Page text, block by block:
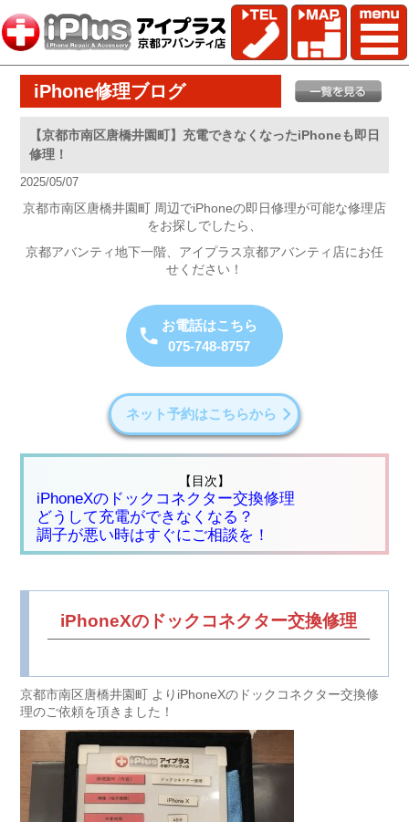
iPhone修理ブログ
【京都市南区唐橋井園町】充電できなくなったiPhoneも即日
修理！
2025/05/07
京都市南区唐橋井園町 周辺でiPhoneの即日修理が可能な修理店
をお探しでしたら、
京都アバンティ地下一階、アイプラス京都アバンティ店にお任
せください！
お電話はこちら
075-748-8757
ネット予約はこちらから
【目次】
iPhoneXのドックコネクター交換修理
どうして充電ができなくなる？
調子が悪い時はすぐにご相談を！
iPhoneXのドックコネクター交換修理
京都市南区唐橋井園町 よりiPhoneXのドックコネクター交換修
理のご依頼を頂きました！